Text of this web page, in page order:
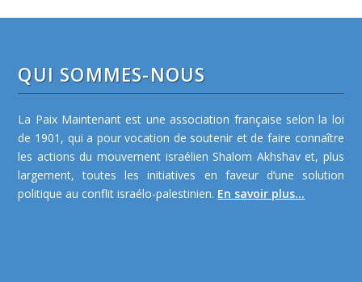
QUI SOMMES-NOUS
La Paix Maintenant est une association française selon la loi
de 1901, qui a pour vocation de soutenir et de faire connaître
les actions du mouvement israélien Shalom Akhshav et, plus
largement, toutes les initiatives en faveur d’une solution
politique au conflit israélo-palestinien. En savoir plus...